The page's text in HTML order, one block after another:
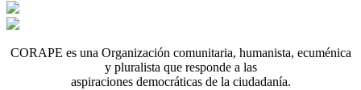
CORAPE es una Organización comunitaria, humanista, ecuménica
y pluralista que responde a las
aspiraciones democráticas de la ciudadanía.